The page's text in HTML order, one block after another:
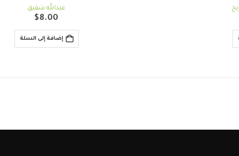
عبدالله شفيق
$8.00
إضافة إلى السلة